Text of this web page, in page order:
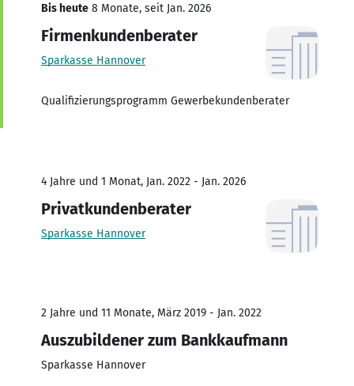
Bis heute 8 Monate, seit Jan. 2026
Firmenkundenberater
Sparkasse Hannover
Qualifizierungsprogramm Gewerbekundenberater
4 Jahre und 1 Monat, Jan. 2022 - Jan. 2026
Privatkundenberater
Sparkasse Hannover
2 Jahre und 11 Monate, März 2019 - Jan. 2022
Auszubildener zum Bankkaufmann
Sparkasse Hannover